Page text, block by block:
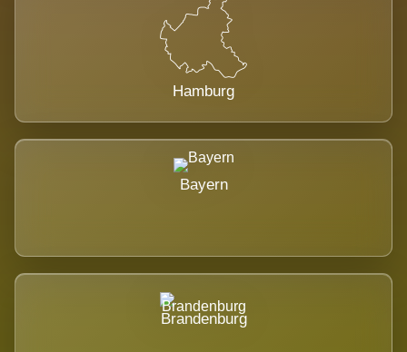
Hamburg
Bayern
Brandenburg